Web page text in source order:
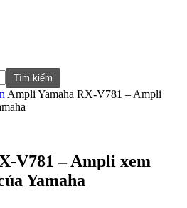
Ampli Yamaha RX-V781 – Ampli
V781 – Ampli xem
Yamaha